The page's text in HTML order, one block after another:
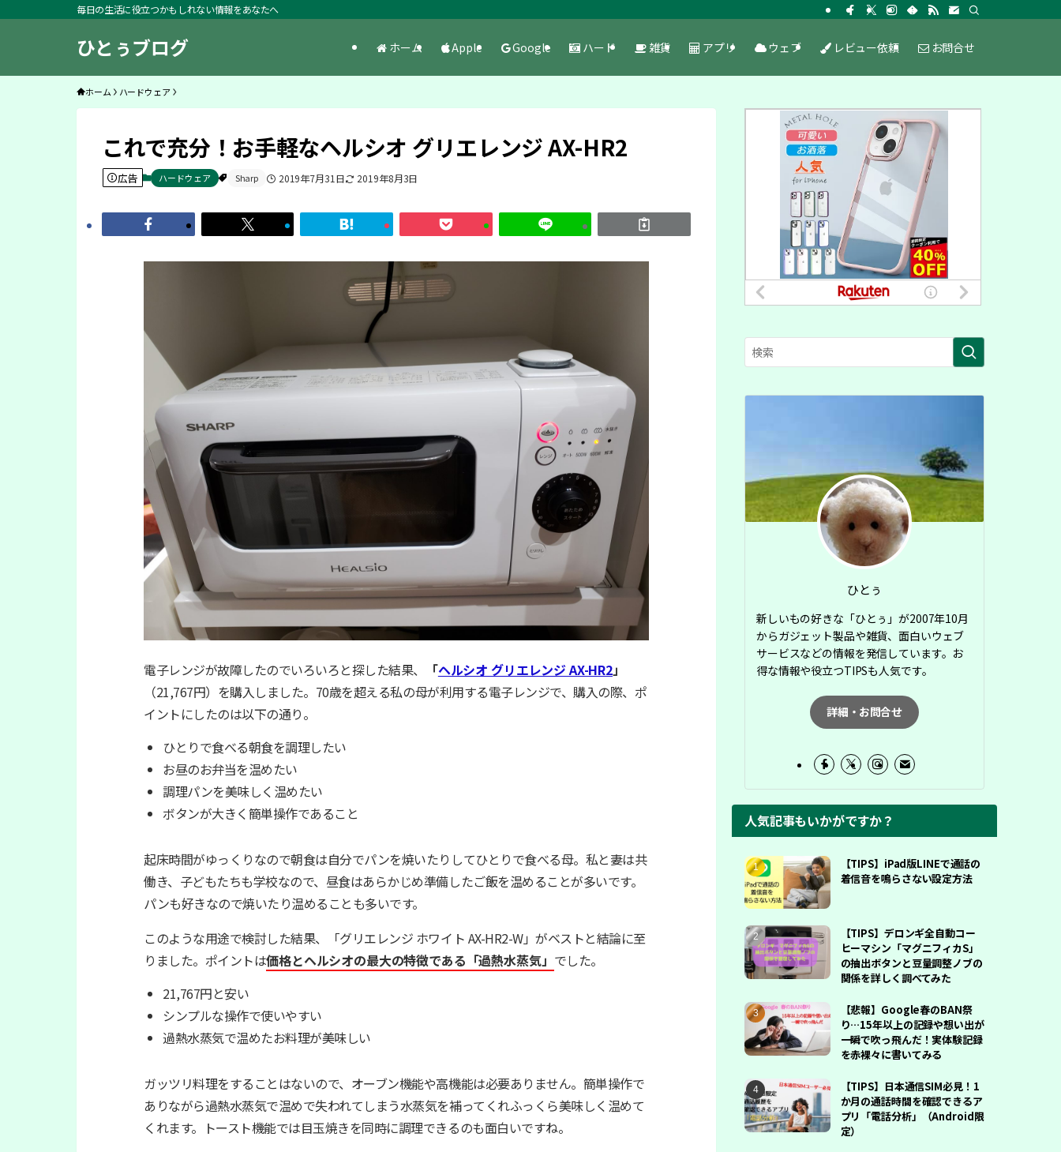
毎日の生活に役立つかもしれない情報をあなたへ
ひとぅブログ ホーム Apple Google ハード 雑貨 アプリ ウェブ レビュー依頼 お問合せ
ホーム ハードウェア
これで充分！お手軽なヘルシオ グリエレンジ AX-HR2
広告 ハードウェア Sharp 2019年7月31日 2019年8月3日
電子レンジが故障したのでいろいろと探した結果、 「ヘルシオ グリエレンジ AX-HR2」
（21,767円）を購入しました。70歳を超える私の母が利用する電子レンジで、購入の際、ポ
イントにしたのは以下の通り。
ひとりで食べる朝食を調理したい
お昼のお弁当を温めたい
調理パンを美味しく温めたい
ボタンが大きく簡単操作であること
起床時間がゆっくりなので朝食は自分でパンを焼いたりしてひとりで食べる母。私と妻は共
働き、子どもたちも学校なので、昼食はあらかじめ準備したご飯を温めることが多いです。
パンも好きなので焼いたり温めることも多いです。
このような用途で検討した結果、「グリエレンジ ホワイト AX-HR2-W」がベストと結論に至
りました。ポイントは価格とヘルシオの最大の特徴である「過熱水蒸気」 でした。
21,767円と安い
シンプルな操作で使いやすい
過熱水蒸気で温めたお料理が美味しい
ガッツリ料理をすることはないので、オーブン機能や高機能は必要ありません。簡単操作で
ありながら過熱水蒸気で温めで失われてしまう水蒸気を補ってくれふっくら美味しく温めて
くれます。トースト機能では目玉焼きを同時に調理できるのも面白いですね。
ひとぅ
新しいもの好きな「ひとぅ」が2007年10月
からガジェット製品や雑貨、面白いウェブ
サービスなどの情報を発信しています。お
得な情報や役立つTIPSも人気です。
詳細・お問合せ
人気記事もいかがですか？
【TIPS】iPad版LINEで通話の
着信音を鳴らさない設定方法
【TIPS】デロンギ全自動コー
ヒーマシン「マグニフィカS」
の抽出ボタンと豆量調整ノブの
関係を詳しく調べてみた
【悲報】Google春のBAN祭
り…15年以上の記録や想い出が
一瞬で吹っ飛んだ！実体験記録
を赤裸々に書いてみる
【TIPS】日本通信SIM必見！1
か月の通話時間を確認できるア
プリ「電話分析」（Android限
定）